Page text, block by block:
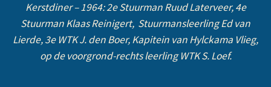
Kerstdiner – 1964: 2e Stuurman Ruud Laterveer, 4e
Stuurman Klaas Reinigert, Stuurmansleerling Ed van
Lierde, 3e WTK J. den Boer, Kapitein van Hylckama Vlieg,
op de voorgrond-rechts leerling WTK S. Loef.